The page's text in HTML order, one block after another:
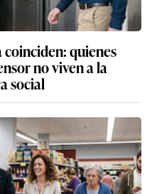
quienes
no viven a la
social